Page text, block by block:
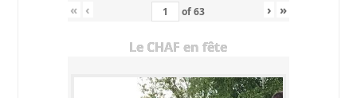
« ‹ of63 › »
Le CHAF en fête